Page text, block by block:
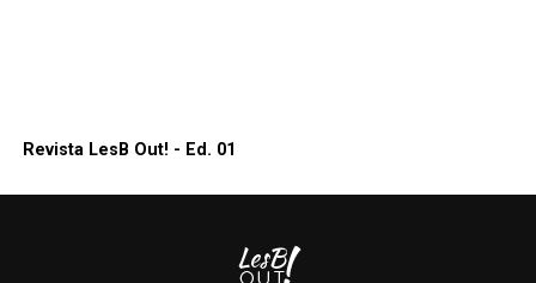
Revista LesB Out! - Ed. 01